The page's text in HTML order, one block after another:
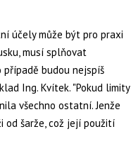
účely může být pro praxi
musí splňovat
budou nejspíš
Ing. Kvítek. "Pokud limity
všechno ostatní. Jenže
od šarže, což její použití